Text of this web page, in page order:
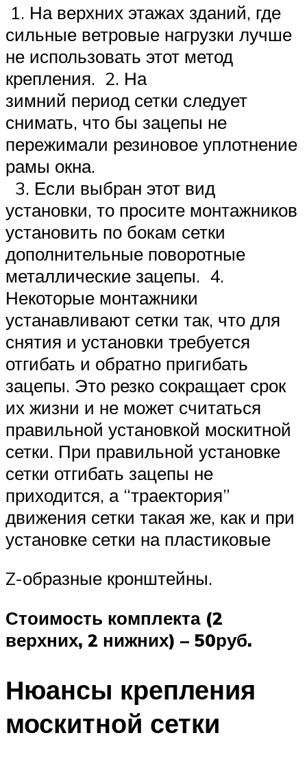
1. На верхних этажах зданий, где
сильные ветровые нагрузки лучше
не использовать этот метод
крепления. 2. На
зимний период сетки следует
снимать, что бы зацепы не
пережимали резиновое уплотнение
рамы окна.
3. Если выбран этот вид
установки, то просите монтажников
установить по бокам сетки
дополнительные поворотные
металлические зацепы. 4.
Некоторые монтажники
устанавливают сетки так, что для
снятия и установки требуется
отгибать и обратно пригибать
зацепы. Это резко сокращает срок
их жизни и не может считаться
правильной установкой москитной
сетки. При правильной установке
сетки отгибать зацепы не
приходится, а “траектория”
движения сетки такая же, как и при
установке сетки на пластиковые
Z-образные кронштейны.
Стоимость комплекта (2
верхних, 2 нижних) – 50руб.
Нюансы крепления
москитной сетки